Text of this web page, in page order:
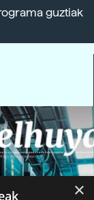
guztiak
×